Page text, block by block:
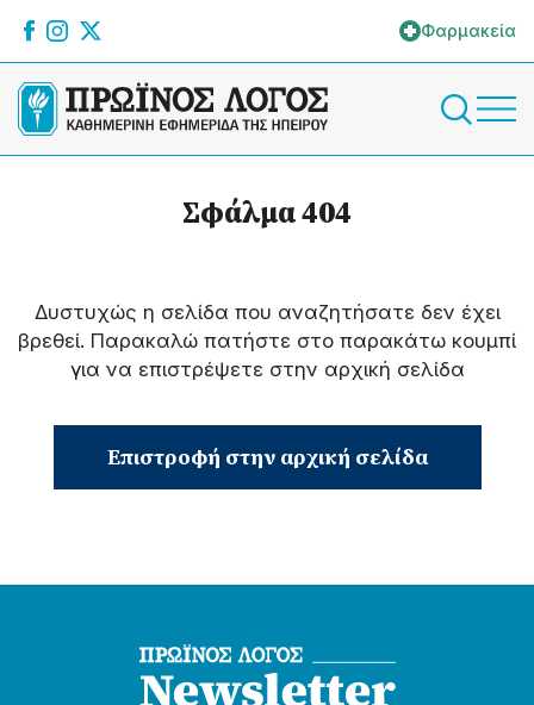
Φαρμακεία
Σφάλμα 404
Δυστυχώς η σελίδα που αναζητήσατε δεν έχει
βρεθεί. Παρακαλώ πατήστε στο παρακάτω κουμπί
για να επιστρέψετε στην αρχική σελίδα
Επιστροφή στην αρχική σελίδα